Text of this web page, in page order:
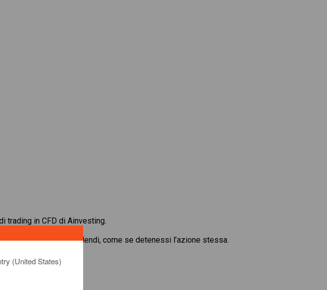
trading in CFD di Ainvesting.
reale e ricevi dividendi, come se detenessi l’azione stessa.
clic qui
(United States)